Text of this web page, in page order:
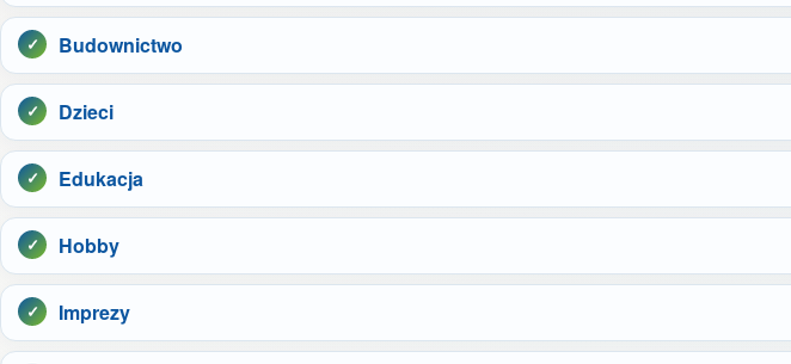
Budownictwo
Dzieci
Edukacja
Hobby
Imprezy